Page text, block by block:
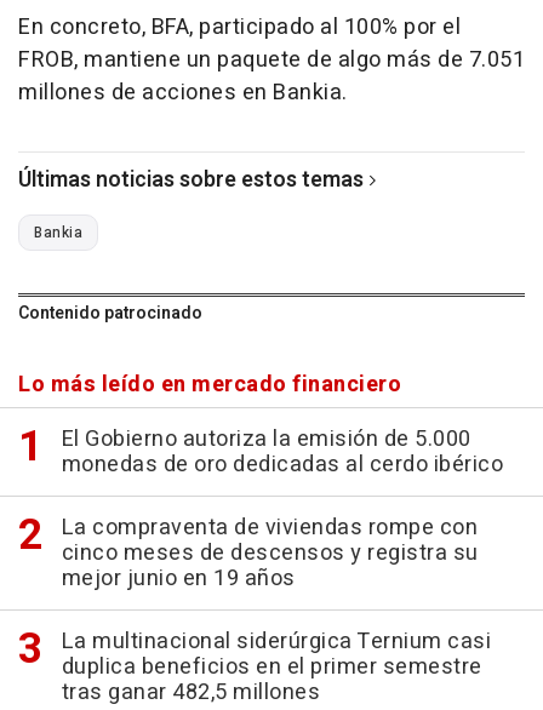
En concreto, BFA, participado al 100% por el
FROB, mantiene un paquete de algo más de 7.051
millones de acciones en Bankia.
Últimas noticias sobre estos temas
Bankia
Contenido patrocinado
Lo más leído en mercado financiero
El Gobierno autoriza la emisión de 5.000
monedas de oro dedicadas al cerdo ibérico
La compraventa de viviendas rompe con
cinco meses de descensos y registra su
mejor junio en 19 años
La multinacional siderúrgica Ternium casi
duplica beneficios en el primer semestre
tras ganar 482,5 millones